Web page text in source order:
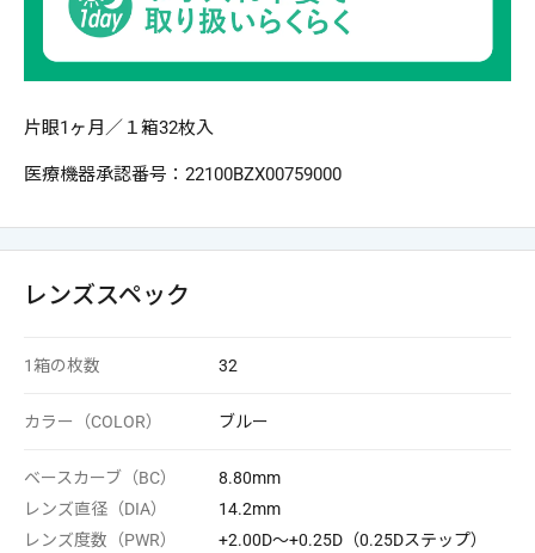
片眼1ヶ月／１箱32枚入
医療機器承認番号：22100BZX00759000
レンズスペック
1箱の枚数 32
カラー（COLOR） ブルー
ベースカーブ（BC）
8.80mm
レンズ直径（DIA）
14.2mm
レンズ度数（PWR）
+2.00D～+0.25D（0.25Dステップ）